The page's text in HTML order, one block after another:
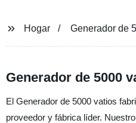
Hogar Generador de
Generador de 5000
El Generador de 5000 vatios
proveedor y fábrica líder.